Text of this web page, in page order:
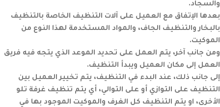
والسجاد.
بعدها الإتفاق مع العميل على آلات التنظيف الخاصة بالتنظيف
بالبخار والتنظيف الجاف، والمواد المستخدمة لهذا النوع من
الموكيت.
ومن جانب آخر، يتم العمل على تحديد الموعد الذي يتجه فيه فريق
العمل إلى مكان العميل ويبدأ التنظيف.
إلى جانب ذلك، عند البدء في التنظيف، يتم تخيير العميل بين
التنظيف على التوازي أو على التوالي، أي يتم تنظيف غرفة تلو
الأخرى، او يتم التنظيف كل الغرف والموكيت الموجود بها في